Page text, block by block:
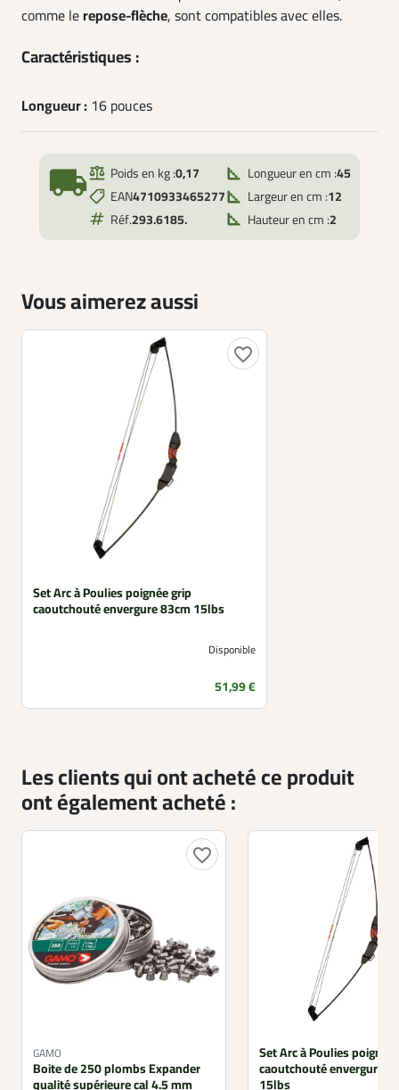
comme lerepose-flèche, sont compatibles avec elles.
Caractéristiques :
Longueur : 16 pouces
local_shipping Poids en kg :0,17
EAN4710933465277
Réf.293.6185.
Longueur en cm :45
Largeur en cm :12
Hauteur en cm :2
Vous aimerez aussi
favorite_border
Set Arc à Poulies poignée grip
caoutchouté envergure 83cm 15lbs
Disponible
Prix
51,99 €
Les clients qui ont acheté ce produit
ont également acheté :
favorite_border
GAMO
Boite de 250 plombs Expander
qualité supérieure cal 4.5 mm
Set Arc à Poulies poignée
caoutchouté envergure
15lbs